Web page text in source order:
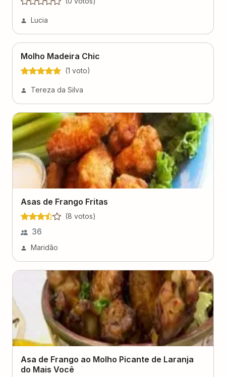
Lucia
Molho Madeira Chic
(1 voto)
Tereza da Silva
Asas de Frango Fritas
(8 votos)
36
Maridão
Asa de Frango ao Molho Picante de Laranja
do Mais Você